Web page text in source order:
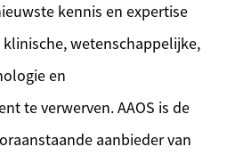
kennis en expertise
wetenschappelijke,
en
te verwerven. AAOS is de
aanbieder van